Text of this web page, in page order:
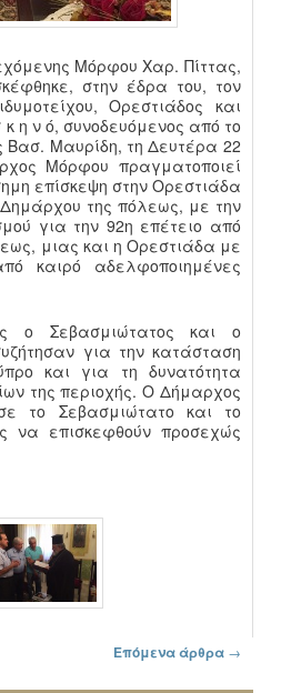
Μόρφου Χαρ. Πίττας,
στην έδρα του, τον
Ορεστιάδος και
η ν ό, συνοδευόμενος από το
Μαυρίδη, τη Δευτέρα 22
Μόρφου πραγματοποιεί
επίσκεψη στην Ορεστιάδα
της πόλεως, με την
για την 92η επέτειο από
μιας και η Ορεστιάδα με
καιρό αδελφοποιημένες
ο Σεβασμιώτατος και ο
για την κατάσταση
και για τη δυνατότητα
της περιοχής. Ο Δήμαρχος
το Σεβασμιώτατο και το
να επισκεφθούν προσεχώς
Επόμενα άρθρα →